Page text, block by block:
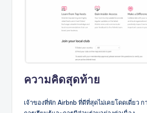
ความคิดสุดท้าย
เจ้าของที่พัก Airbnb ที่ดีที่สุดไม่เคยโดดเดี่ยว ก